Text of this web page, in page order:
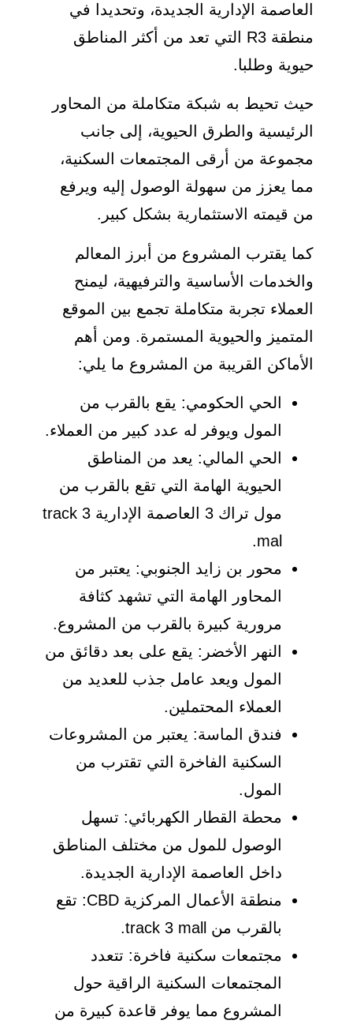
العاصمة الإدارية الجديدة، وتحديدا في
منطقة R3 التي تعد من أكثر المناطق
حيوية وطلبا.
حيث تحيط به شبكة متكاملة من المحاور
الرئيسية والطرق الحيوية، إلى جانب
مجموعة من أرقى المجتمعات السكنية،
مما يعزز من سهولة الوصول إليه ويرفع
من قيمته الاستثمارية بشكل كبير.
كما يقترب المشروع من أبرز المعالم
والخدمات الأساسية والترفيهية، ليمنح
العملاء تجربة متكاملة تجمع بين الموقع
المتميز والحيوية المستمرة. ومن أهم
الأماكن القريبة من المشروع ما يلي:
الحي الحكومي: يقع بالقرب من
المول ويوفر له عدد كبير من العملاء.
الحي المالي: يعد من المناطق
الحيوية الهامة التي تقع بالقرب من
مول تراك 3 العاصمة الإدارية track 3
mal.
محور بن زايد الجنوبي: يعتبر من
المحاور الهامة التي تشهد كثافة
مرورية كبيرة بالقرب من المشروع.
النهر الأخضر: يقع على بعد دقائق من
المول ويعد عامل جذب للعديد من
العملاء المحتملين.
فندق الماسة: يعتبر من المشروعات
السكنية الفاخرة التي تقترب من
المول.
محطة القطار الكهربائي: تسهل
الوصول للمول من مختلف المناطق
داخل العاصمة الإدارية الجديدة.
منطقة الأعمال المركزية CBD: تقع
بالقرب من track 3 mall.
مجتمعات سكنية فاخرة: تتعدد
المجتمعات السكنية الراقية حول
المشروع مما يوفر قاعدة كبيرة من